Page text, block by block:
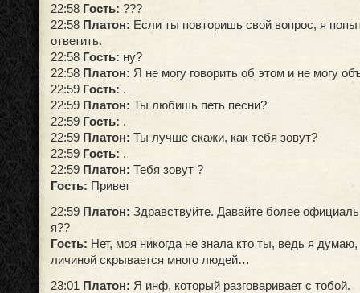
22:58 Гость: ???
22:58 Платон: Если ты повторишь свой вопрос, я
ответить.
22:58 Гость: ну?
22:58 Платон: Я не могу говорить об этом и не могу
22:59 Гость: .
22:59 Платон: Ты любишь петь песни?
22:59 Гость: .
22:59 Платон: Ты лучше скажи, как тебя зовут?
22:59 Гость: .
22:59 Платон: Тебя зовут ?
Гость: Привет
22:59 Платон: Здравствуйте. Давайте более
я??
Гость: Нет, моя никогда не знала кто ты, ведь я думаю,
личиной скрывается много людей…
23:01 Платон: Я инф, который разговаривает с тобой.